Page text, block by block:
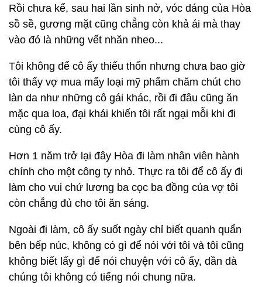
Rồi chưa kể, sau hai lần sinh nở, vóc dáng của Hòa
sồ sề, gương mặt cũng chẳng còn khả ái mà thay
vào đó là những vết nhăn nheo...
Tôi không để cô ấy thiếu thốn nhưng chưa bao giờ
tôi thấy vợ mua mấy loại mỹ phẩm chăm chút cho
làn da như những cô gái khác, rồi đi đâu cũng ăn
mặc qua loa, đại khái khiến tôi rất ngại mỗi khi đi
cùng cô ấy.
Hơn 1 năm trở lại đây Hòa đi làm nhân viên hành
chính cho một công ty nhỏ. Thực ra tôi để cô ấy đi
làm cho vui chứ lương ba cọc ba đồng của vợ tôi
còn chẳng đủ cho tôi ăn sáng.
Ngoài đi làm, cô ấy suốt ngày chỉ biết quanh quẩn
bên bếp núc, không có gì để nói với tôi và tôi cũng
không biết lấy gì để nói chuyện với cô ấy, dần dà
chúng tôi không có tiếng nói chung nữa.